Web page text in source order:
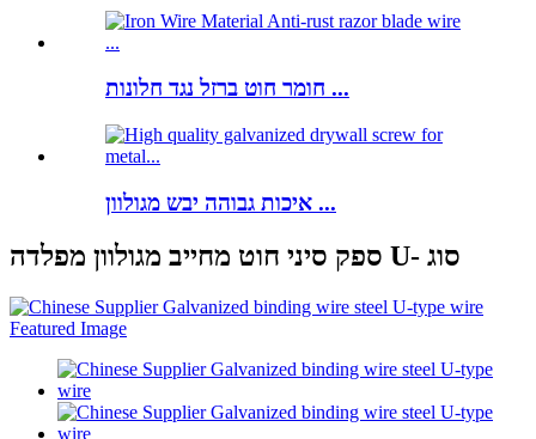
חומר חוט ברזל נגד חלונות ...
איכות גבוהה יבש מגולוון ...
ספק סיני חוט מחייב מגולוון מפלדה U- סוג